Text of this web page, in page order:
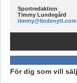
Sportredaktion
Timmy Lundegård
timmy@lindenytt.com
För dig som vill